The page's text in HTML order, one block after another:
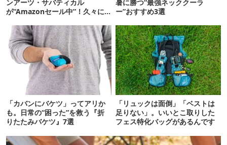
ンアーツ・サバティカル
が“Amazonセール中”！久々に
暑に勝つ“最強ネッククーラ
ー”おすすめ3選
「カバンにバケツ」ってアリか
も。日常の“困った”を救う『折
りたたみバケツ』7選
「リュックは面倒」「ベストは
足りない」。いいとこ取りした
フェス特化バッグがあるんです